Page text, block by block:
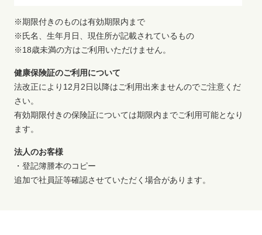
※期限付きのものは有効期限内まで
※氏名、生年月日、現住所が記載されているもの
※18歳未満の方はご利用いただけません。
健康保険証のご利用について
法改正により12月2日以降はご利用出来ませんのでご注意くだ
さい。
有効期限付きの保険証については期限内までご利用可能となり
ます。
法人のお客様
・登記簿謄本のコピー
追加で社員証等確認させていただく場合があります。